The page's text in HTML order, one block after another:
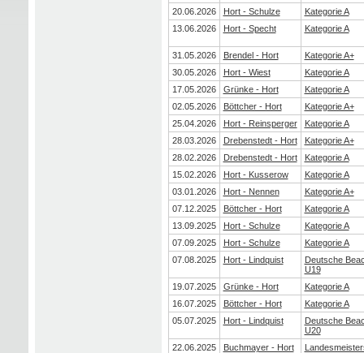
20.06.2026 Hort - Schulze
Kategorie A
13.06.2026
Hort - Specht Kategorie A
31.05.2026 Brendel - Hort
Kategorie A+
30.05.2026
Hort - Wiest
Kategorie A
17.05.2026
Grünke - Hort
Kategorie A
02.05.2026
Böttcher - Hort
Kategorie A+
25.04.2026
Hort - Reinsperger
Kategorie A
28.03.2026
Drebenstedt - Hort
Kategorie A+
28.02.2026
Drebenstedt - Hort
Kategorie A
15.02.2026
Hort - Kusserow
Kategorie A
03.01.2026
Hort - Nennen
Kategorie A+
07.12.2025
Böttcher - Hort
Kategorie A
13.09.2025
Hort - Schulze
Kategorie A
07.09.2025
Hort - Schulze
Kategorie A
07.08.2025
Hort - Lindquist
Deutsche
U19
19.07.2025
Grünke - Hort
Kategorie A
16.07.2025
Böttcher - Hort
Kategorie A
05.07.2025
Hort - Lindquist
Deutsche
U20
22.06.2025
Buchmayer - Hort